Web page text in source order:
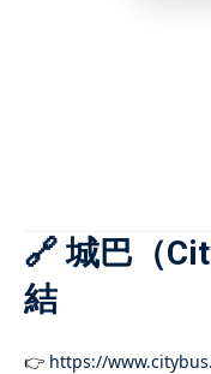
🔗 城巴（
結
👉 https://